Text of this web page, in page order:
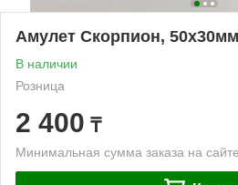
Амулет Скорпион, 50х30мм
В наличии
Розница
2 400 ₸
Минимальная сумма заказа на